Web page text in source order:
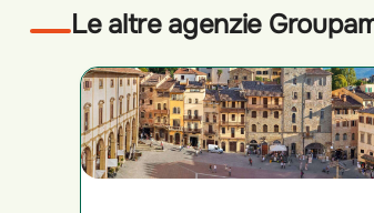
Le altre agenzie